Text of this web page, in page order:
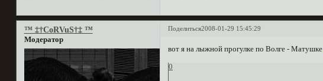
Поделиться2008-01-29 15:45:29
™ ‡†CoRVuS†‡ ™
Модератор
вот я на лыжной прогулке по Волге - Матушке
0